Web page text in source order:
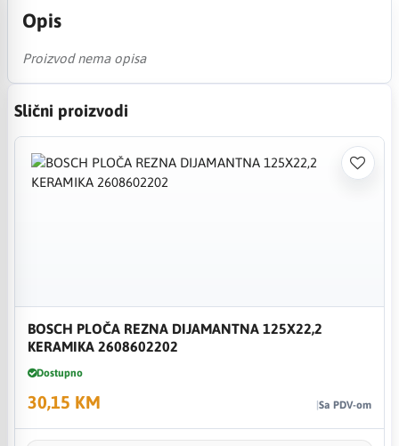
Opis
Proizvod nema opisa
Slični proizvodi
BOSCH PLOČA REZNA DIJAMANTNA 125X22,2
KERAMIKA 2608602202
Dostupno
30,15 KM Sa PDV-om